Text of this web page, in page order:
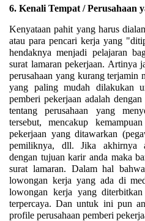
6. Kenali Tempat / Perusahaan
Kenyataan pahit yang harus
atau para pencari kerja yang
hendaknya menjadi pelajaran
surat lamaran pekerjaan. Artinya
perusahaan yang kurang terjamin
yang paling mudah dilakukan
pemberi pekerjaan adalah
tentang perusahaan yang
tersebut, mencakup
pekerjaan yang ditawarkan
pemiliknya, dll. Jika akhirnya
dengan tujuan karir anda maka
surat lamaran. Dalam hal
lowongan kerja yang ada di
lowongan kerja yang
terpercaya. Dan untuk ini pun
profile perusahaan pemberi